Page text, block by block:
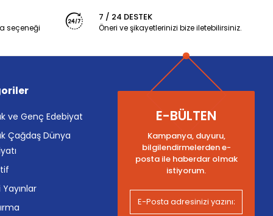
seçeneği
7 / 24 DESTEK
Öneri ve şikayetlerinizi bize iletebilirsiniz.
ve Genç Edebiyat
Çağdaş Dünya
Yayınlar
E-BÜLTEN
Kampanya, duyuru,
bilgilendirmelerden e-
posta ile haberdar olmak
istiyorum.